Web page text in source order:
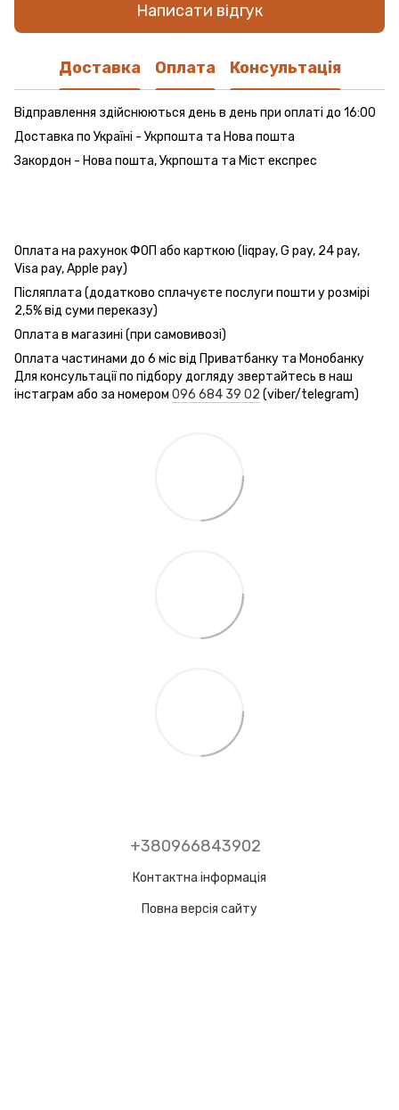
Написати відгук
Доставка Оплата Консультація
Відправлення здійснюються день в день при оплаті до 16:00
Доставка по Україні - Укрпошта та Нова пошта
Закордон - Нова пошта, Укрпошта та Міст експрес
Оплата на рахунок ФОП або карткою (liqpay, G pay, 24 pay,
Visa pay, Apple pay)
Післяплата (додатково сплачуєте послуги пошти у розмірі
2,5% від суми переказу)
Оплата в магазині (при самовивозі)
Оплата частинами до 6 міс від Приватбанку та Монобанку
Для консультації по підбору догляду звертайтесь в наш
інстаграм або за номером 096 684 39 02 (viber/telegram)
+380966843902
Контактна інформація
Повна версія сайту